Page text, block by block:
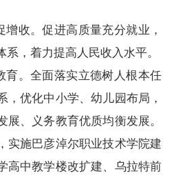
增收。促进高质量充分就业，
，着力提高人民收入水平。
育。全面落实立德树人根本任
，优化中小学、幼儿园布局，
展、义务教育优质均衡发展。
实施巴彦淖尔职业技术学院建
高中教学楼改扩建、乌拉特前